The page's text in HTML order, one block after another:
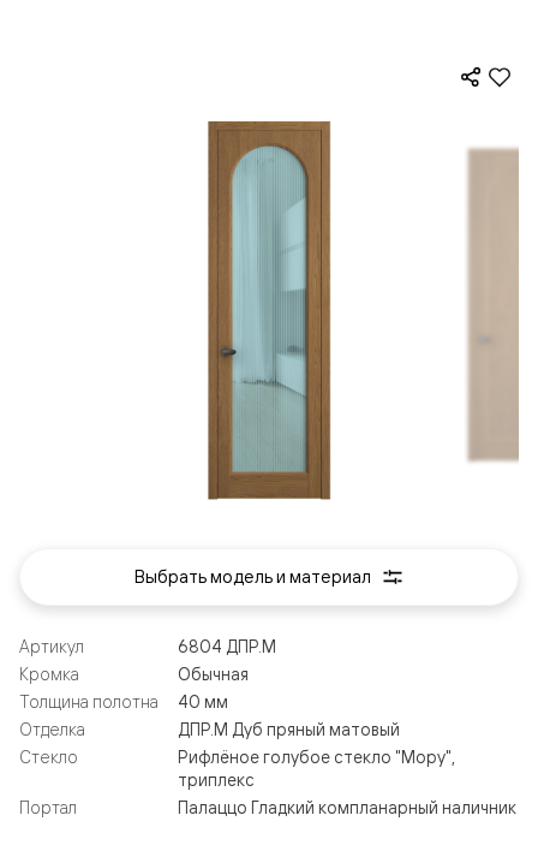
Артикул
6804 ДПР.М
Кромка
Обычная
Толщина полотна
40 мм
Отделка
ДПР.М Дуб пряный матовый
Стекло
Рифлёное голубое стекло "Мору",
триплекс
Портал
Палаццо Гладкий компланарный наличник
Выбрать модель и материал